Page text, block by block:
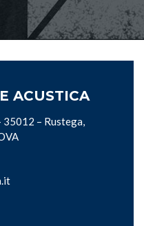
ACUSTICA
35012 – Rustega,